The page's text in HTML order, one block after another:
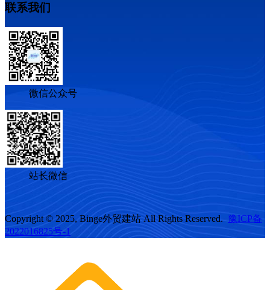
联系我们
微信公众号
站长微信
Copyright © 2025, Binge外贸建站 All Rights Reserved. 豫ICP备
2022016825号-1